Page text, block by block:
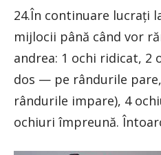
24.În continuare lucrați
mijlocii până când vor
andrea: 1 ochi ridicat, 2
dos — pe rândurile
rândurile impare), 4
ochiuri împreună.